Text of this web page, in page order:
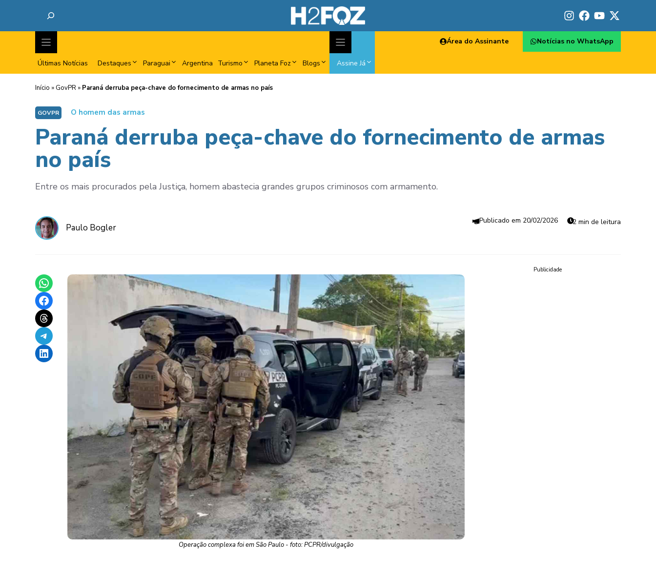
Últimas Notícias Destaques Paraguai Argentina Turismo Planeta Foz Blogs Assine Já
Área do Assinante Notícias no WhatsApp
Início » GovPR » Paraná derruba peça-chave do fornecimento de armas no país
GOVPR O homem das armas
Paraná derruba peça-chave do fornecimento de armas
no país
Entre os mais procurados pela Justiça, homem abastecia grandes grupos criminosos com armamento.
Paulo Bogler
20/02/2026 2 min de leitura
Share on WhatsApp
Share on Facebook
Share on Threads
Share on Telegram
Share on LinkedIn
Operação complexa foi em São Paulo - foto: PCPR/divulgação
Publicidade